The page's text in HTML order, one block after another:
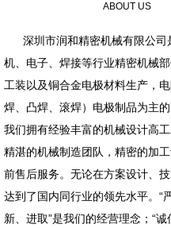
ABOUT US
深圳市润和精密机械有限公司
机、电子、焊接等行业精密机械
工装以及铜合金电极材料生产，
焊、凸焊、滚焊）电极制品为主的
我们拥有经验丰富的机械设计高
精湛的机械制造团队，精密的加
前售后服务。无论在方案设计、
达到了国内同行业的领先水平。“
新、进取”是我们的经营理念；“